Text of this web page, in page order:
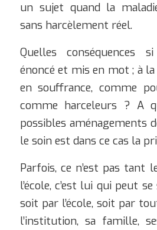
un sujet quand la
sans harcèlement réel.
Quelles conséquences
énoncé et mis en mot ; à
en souffrance, comme
comme harceleurs ? A
possibles aménagements
le soin est dans ce cas la
Parfois, ce n’est pas tant
l’école, c’est lui qui peut
soit par l’école, soit par
l’institution, sa famille,